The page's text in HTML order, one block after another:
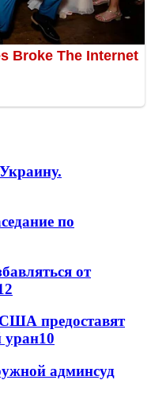
по
от
предоставят
уран10
админсуд